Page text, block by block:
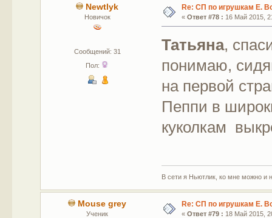
Newtlyk
Новичок
Сообщений: 31
Пол:
Re: СП по игрушкам Е.
« Ответ #78 : 16 Май 2015,
Татьяна,
понимаю,
на первой
Пеппи в
куколкам
В сети я Ньютлик, ко мне можно и
Mouse grey
Ученик
Re: СП по игрушкам Е.
« Ответ #79 : 18 Май 2015,